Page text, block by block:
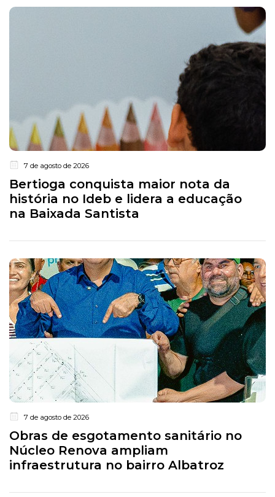
7 de agosto de 2026
Bertioga conquista maior nota da
história no Ideb e lidera a educação
na Baixada Santista
7 de agosto de 2026
Obras de esgotamento sanitário no
Núcleo Renova ampliam
infraestrutura no bairro Albatroz